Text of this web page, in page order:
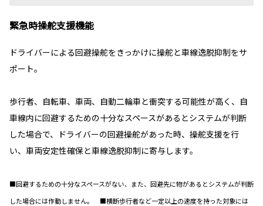
緊急時操舵支援機能
ドライバーによる回避操舵をきっかけに操舵と車線逸脱抑制をサ
ポート。
歩行者、自転車、車両、自動二輪車と衝突する可能性が高く、自
車線内に回避するための十分なスペースがあるとシステムが判断
した場合で、ドライバーの回避操舵があった時、操舵支援を行
い、車両安定性確保と車線逸脱抑制に寄与します。
■回避するための十分なスペースがない、また、回避先に物があるとシステムが判断
した場合には作動しません。 ■横断歩行者など一定以上の速度を持った対象には